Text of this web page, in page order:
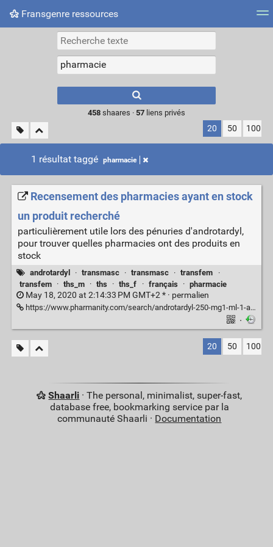
Fransgenre ressources
Most searched tags Connexion
results.
458shaares · 57liens privés
20 50 100
1 résultat taggé pharmacie
Recensement des pharmacies ayant en stock
un produit recherché
particulièrement utile lors des pénuries d'androtardyl,
pour trouver quelles pharmacies ont des produits en
stock
androtardyl · transmasc · transmasc · transfem
·
transfem
· ths_m · ths · ths_f · français · pharmacie
May 18, 2020 at 2:14:33 PM GMT+2 * · permalien
https://www.pharmanity.com/search/androtardyl-250-mg1-ml-1-ampoule-de-solution-injectable-intramusculaire/paris
·
20 50 100
Shaarli · The personal, minimalist, super-fast,
database free, bookmarking service par la
communauté Shaarli · Documentation